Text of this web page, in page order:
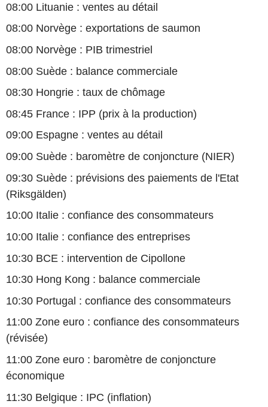
08:00 Lituanie : ventes au détail
08:00 Norvège : exportations de saumon
08:00 Norvège : PIB trimestriel
08:00 Suède : balance commerciale
08:30 Hongrie : taux de chômage
08:45 France : IPP (prix à la production)
09:00 Espagne : ventes au détail
09:00 Suède : baromètre de conjoncture (NIER)
09:30 Suède : prévisions des paiements de l'Etat
(Riksgälden)
10:00 Italie : confiance des consommateurs
10:00 Italie : confiance des entreprises
10:30 BCE : intervention de Cipollone
10:30 Hong Kong : balance commerciale
10:30 Portugal : confiance des consommateurs
11:00 Zone euro : confiance des consommateurs
(révisée)
11:00 Zone euro : baromètre de conjoncture
économique
11:30 Belgique : IPC (inflation)